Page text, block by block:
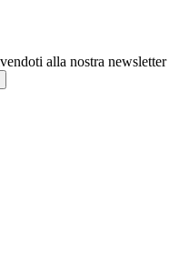
alla nostra newsletter